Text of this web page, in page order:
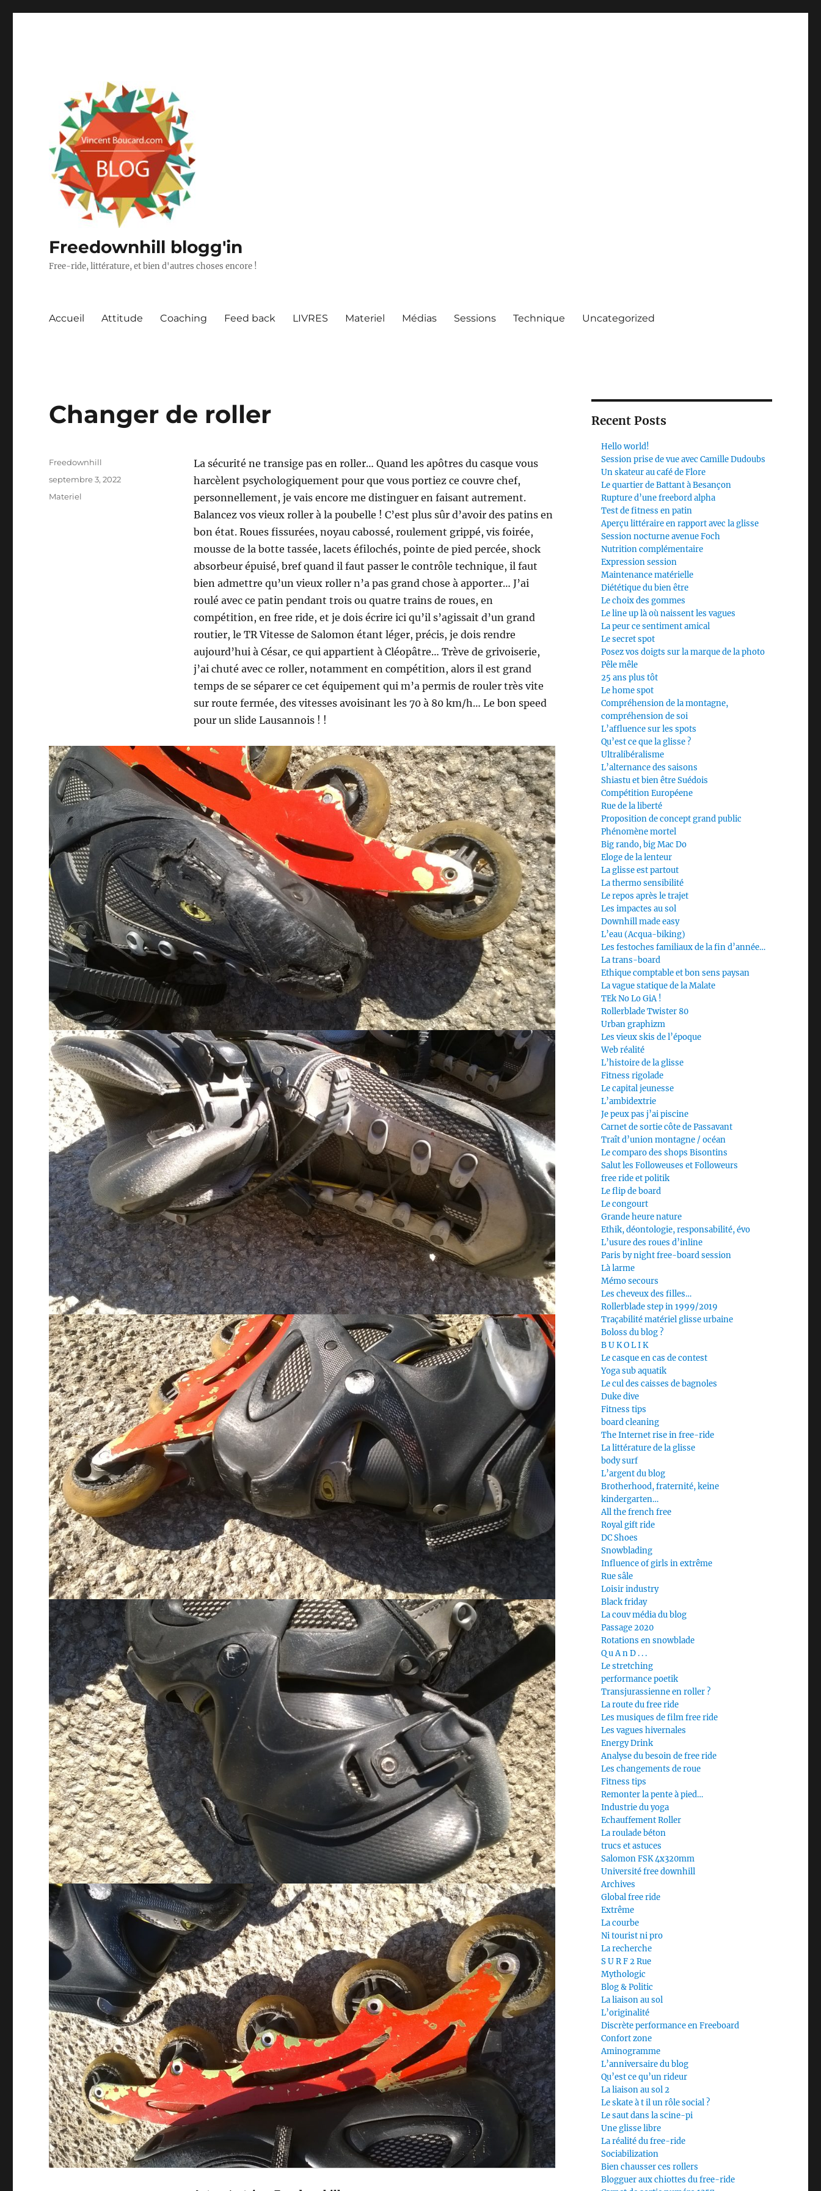
Freedownhill blogg'in
Free-ride, littérature, et bien d'autres choses encore !
Accueil Attitude Coaching Feed back LIVRES Materiel Médias Sessions Technique Uncategorized
Changer de roller
La sécurité ne transige pas en roller… Quand les apôtres du casque vous
harcèlent psychologiquement pour que vous portiez ce couvre chef,
personnellement, je vais encore me distinguer en faisant autrement.
Balancez vos vieux roller à la poubelle ! C’est plus sûr d’avoir des patins en
bon état. Roues fissurées, noyau cabossé, roulement grippé, vis foirée,
mousse de la botte tassée, lacets éfilochés, pointe de pied percée, shock
absorbeur épuisé, bref quand il faut passer le contrôle technique, il faut
bien admettre qu’un vieux roller n’a pas grand chose à apporter… J’ai
roulé avec ce patin pendant trois ou quatre trains de roues, en
compétition, en free ride, et je dois écrire ici qu’il s’agissait d’un grand
routier, le TR Vitesse de Salomon étant léger, précis, je dois rendre
aujourd’hui à César, ce qui appartient à Cléopâtre… Trève de grivoiserie,
j’ai chuté avec ce roller, notamment en compétition, alors il est grand
temps de se séparer ce cet équipement qui m’a permis de rouler très vite
sur route fermée, des vitesses avoisinant les 70 à 80 km/h… Le bon speed
pour un slide Lausannois ! !
Auteur
Freedownhill
Publié
septembre 3, 2022
Catégories
Materiel
Recent Posts
Hello world!
Session prise de vue avec Camille Dudoubs
Un skateur au café de Flore
Le quartier de Battant à Besançon
Rupture d’une freebord alpha
Test de fitness en patin
Aperçu littéraire en rapport avec la glisse
Session nocturne avenue Foch
Nutrition complémentaire
Expression session
Maintenance matérielle
Diététique du bien être
Le choix des gommes
Le line up là où naissent les vagues
La peur ce sentiment amical
Le secret spot
Posez vos doigts sur la marque de la photo
Pêle mêle
25 ans plus tôt
Le home spot
Compréhension de la montagne,
compréhension de soi
L’affluence sur les spots
Qu’est ce que la glisse ?
Ultralibéralisme
L’alternance des saisons
Shiastu et bien être Suédois
Compétition Européene
Rue de la liberté
Proposition de concept grand public
Phénomène mortel
Big rando, big Mac Do
Eloge de la lenteur
La glisse est partout
La thermo sensibilité
Le repos après le trajet
Les impactes au sol
Downhill made easy
L’eau (Acqua-biking)
Les festoches familiaux de la fin d’année…
La trans-board
Ethique comptable et bon sens paysan
La vague statique de la Malate
TEk No Lo GiA !
Rollerblade Twister 80
Urban graphizm
Les vieux skis de l’époque
Web réalité
L’histoire de la glisse
Fitness rigolade
Le capital jeunesse
L’ambidextrie
Je peux pas j’ai piscine
Carnet de sortie côte de Passavant
Traît d’union montagne / océan
Le comparo des shops Bisontins
Salut les Followeuses et Followeurs
free ride et politik
Le flip de board
Le congourt
Grande heure nature
Ethik, déontologie, responsabilité, évo
L’usure des roues d’inline
Paris by night free-board session
Là larme
Mémo secours
Les cheveux des filles…
Rollerblade step in 1999/2019
Traçabilité matériel glisse urbaine
Boloss du blog ?
B U K O L I K
Le casque en cas de contest
Yoga sub aquatik
Le cul des caisses de bagnoles
Duke dive
Fitness tips
board cleaning
The Internet rise in free-ride
La littérature de la glisse
body surf
L’argent du blog
Brotherhood, fraternité, keine
kindergarten…
All the french free
Royal gift ride
DC Shoes
Snowblading
Influence of girls in extrême
Rue sâle
Loisir industry
Black friday
La couv média du blog
Passage 2020
Rotations en snowblade
Q u A n D . . .
Le stretching
performance poetik
Transjurassienne en roller ?
La route du free ride
Les musiques de film free ride
Les vagues hivernales
Energy Drink
Analyse du besoin de free ride
Les changements de roue
Fitness tips
Remonter la pente à pied…
Industrie du yoga
Echauffement Roller
La roulade béton
trucs et astuces
Salomon FSK 4x320mm
Université free downhill
Archives
Global free ride
Extrême
La courbe
Ni tourist ni pro
La recherche
S U R F 2 Rue
Mythologic
Blog & Politic
La liaison au sol
L’originalité
Discrète performance en Freeboard
Confort zone
Aminogramme
L’anniversaire du blog
Qu’est ce qu’un rideur
La liaison au sol 2
Le skate à t il un rôle social ?
Le saut dans la scine-pi
Une glisse libre
La réalité du free-ride
Sociabilization
Bien chausser ces rollers
Blogguer aux chiottes du free-ride